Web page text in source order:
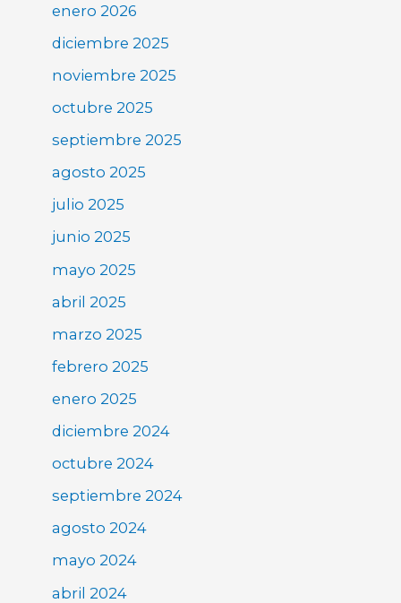
enero 2026
diciembre 2025
noviembre 2025
octubre 2025
septiembre 2025
agosto 2025
julio 2025
junio 2025
mayo 2025
abril 2025
marzo 2025
febrero 2025
enero 2025
diciembre 2024
octubre 2024
septiembre 2024
agosto 2024
mayo 2024
abril 2024